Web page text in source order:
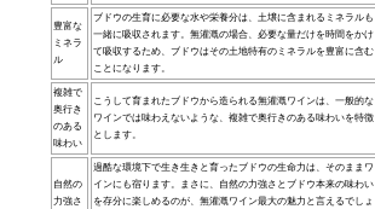
豊富な
ミネラ
ル
ブドウの生育に必要な水や栄養分は、土壌に含まれるミネラルも
一緒に吸収されます。無灌漑の場合、必要な量だけを時間をかけ
て吸収するため、ブドウはその土地特有のミネラルを豊富に含む
ことになります。
複雑で
奥行き
のある
味わい
こうして育まれたブドウから造られる無灌漑ワインは、一般的な
ワインでは味わえないような、複雑で奥行きのある味わいを特徴
とします。
自然の
力強さ
過酷な環境下で生き生きと育ったブドウの生命力は、そのままワ
インにも宿ります。まさに、自然の力強さとブドウ本来の味わい
を存分に楽しめるのが、無灌漑ワイン最大の魅力と言えるでしょ